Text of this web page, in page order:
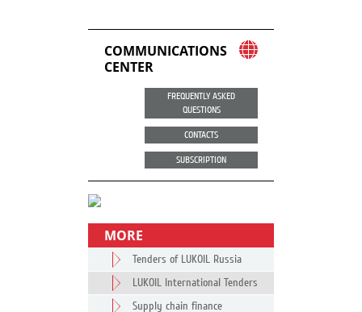
COMMUNICATIONS
CENTER
FREQUENTLY ASKED
QUESTIONS
CONTACTS
SUBSCRIPTION
MORE
Tenders of LUKOIL Russia
LUKOIL International Tenders
Supply chain finance